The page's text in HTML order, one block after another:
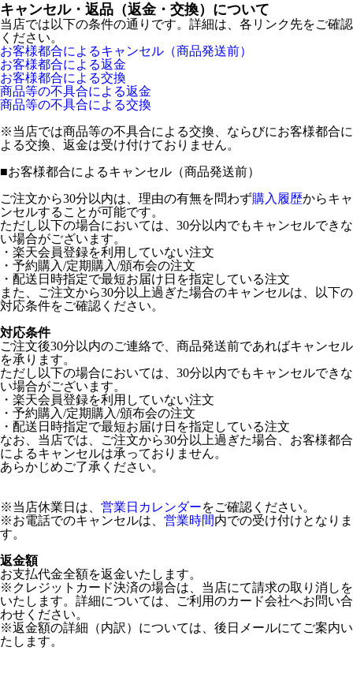
キャンセル・返品（返金・交換）について
当店では以下の条件の通りです。詳細は、各リンク先をご確認
ください。
お客様都合によるキャンセル（商品発送前）
お客様都合による返金
お客様都合による交換
商品等の不具合による返金
商品等の不具合による交換
※当店では商品等の不具合による交換、ならびにお客様都合に
よる交換、返金は受け付けておりません。
■お客様都合によるキャンセル（商品発送前）
ご注文から30分以内は、理由の有無を問わず購入履歴からキャ
ンセルすることが可能です。
ただし以下の場合においては、30分以内でもキャンセルできな
い場合がございます。
・楽天会員登録を利用していない注文
・予約購入/定期購入/頒布会の注文
・配送日時指定で最短お届け日を指定している注文
また、ご注文から30分以上過ぎた場合のキャンセルは、以下の
対応条件をご確認ください。
対応条件
ご注文後30分以内のご連絡で、商品発送前であればキャンセル
を承ります。
ただし以下の場合においては、30分以内でもキャンセルできな
い場合がございます。
・楽天会員登録を利用していない注文
・予約購入/定期購入/頒布会の注文
・配送日時指定で最短お届け日を指定している注文
なお、当店では、ご注文から30分以上過ぎた場合、お客様都合
によるキャンセルは承っておりません。
あらかじめご了承ください。
※当店休業日は、 営業日カレンダーをご確認ください。
※お電話でのキャンセルは、 営業時間内での受け付けとなりま
す。
返金額
お支払代金全額を返金いたします。
※クレジットカード決済の場合は、当店にて請求の取り消しを
いたします。詳細については、ご利用のカード会社へお問い合
わせください。
※返金額の詳細（内訳）については、後日メールにてご案内い
たします。